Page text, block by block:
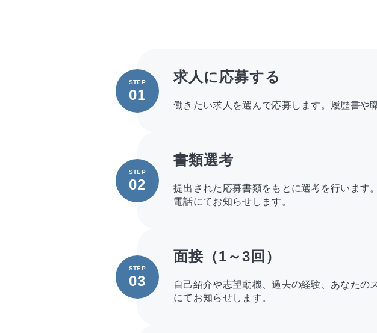
STEP
01
求人に応募する
働きたい求人を選んで応募します。履歴書や
STEP
02
書類選考
提出された応募書類をもとに選考を行います
電話にてお知らせします。
STEP
03
面接（1～3回）
自己紹介や志望動機、過去の経験、あなたの
にてお知らせします。